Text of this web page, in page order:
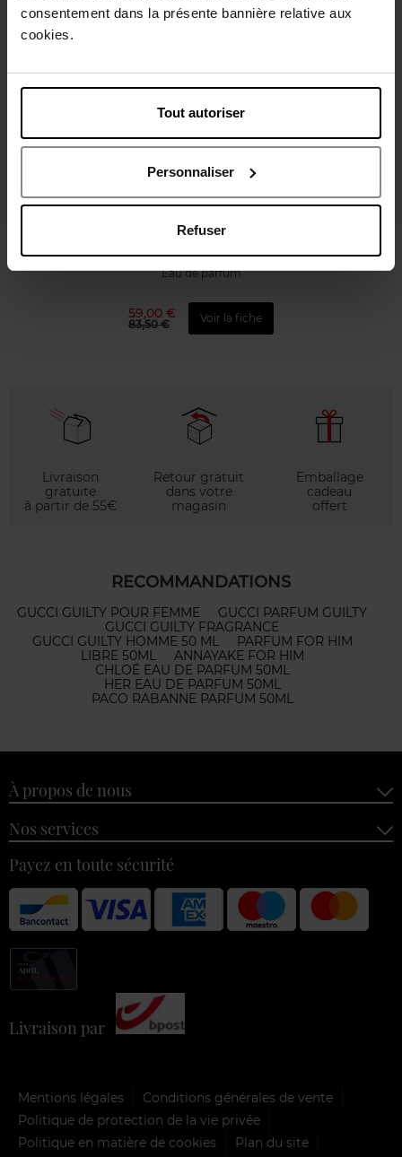
consentement dans la présente bannière relative aux
cookies.
Tout autoriser
Personnaliser
Refuser
Vous aimerez peut-être
Gucci Bloom
Eau de parfum
59,00 €
83,50 € Voir la fiche
Livraison
gratuite
à partir de 55€
Retour gratuit
dans votre
magasin
Emballage
cadeau
offert
RECOMMANDATIONS
GUCCI GUILTY POUR FEMME
GUCCI PARFUM GUILTY
GUCCI GUILTY FRAGRANCE
GUCCI GUILTY HOMME 50 ML
PARFUM FOR HIM
LIBRE 50ML
ANNAYAKE FOR HIM
CHLOÉ EAU DE PARFUM 50ML
HER EAU DE PARFUM 50ML
PACO RABANNE PARFUM 50ML
À propos de nous
Nos services
Payez en toute sécurité
Livraison par
Mentions légales
Conditions générales de vente
Politique de protection de la vie privée
Politique en matière de cookies
Plan du site